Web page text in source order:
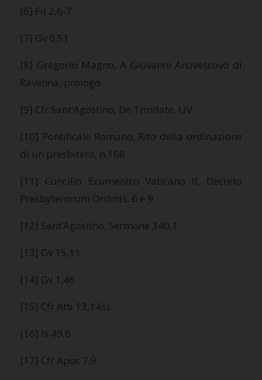
[6] Fil 2,6-7
[7] Gv 6,51
[8] Gregorio Magno, A Giovanni Arcivescovo di
Ravenna, prologo
[9] Cfr Sant’Agostino, De Trinitate, I,IV
[10] Pontificale Romano, Rito della ordinazione
di un presbitero, n.168
[11] Concilio Ecumenico Vaticano II, Decreto
Presbyterorum Ordinis, 6 e 9
[12] Sant’Agostino, Sermone 340,1
[13] Gv 15,11
[14] Gv 1,46
[15] Cfr Atti 13,14ss
[16] Is 49,6
[17] Cfr Apoc 7,9